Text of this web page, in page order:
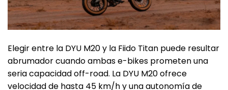
Elegir entre la DYU M20 y la Fiido Titan puede resultar
abrumador cuando ambas e-bikes prometen una
seria capacidad off-road. La DYU M20 ofrece
velocidad de hasta 45 km/h y una autonomía de